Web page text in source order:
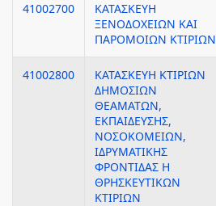
41002700
ΚΑΤΑΣΚΕΥΗ
ΞΕΝΟΔΟΧΕΙΩΝ ΚΑΙ
ΠΑΡΟΜΟΙΩΝ ΚΤΙΡΙΩΝ
41002800
ΚΑΤΑΣΚΕΥΗ ΚΤΙΡΙΩΝ
ΔΗΜΟΣΙΩΝ
ΘΕΑΜΑΤΩΝ,
ΕΚΠΑΙΔΕΥΣΗΣ,
ΝΟΣΟΚΟΜΕΙΩΝ,
ΙΔΡΥΜΑΤΙΚΗΣ
ΦΡΟΝΤΙΔΑΣ Η
ΘΡΗΣΚΕΥΤΙΚΩΝ
ΚΤΙΡΙΩΝ